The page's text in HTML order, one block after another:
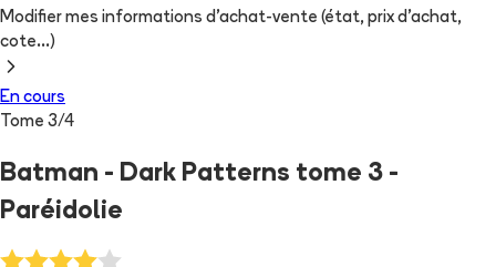
Modifier mes informations d'achat-vente (état, prix d'achat,
cote...)
En cours
Tome 3/4
Batman - Dark Patterns tome 3 -
Paréidolie